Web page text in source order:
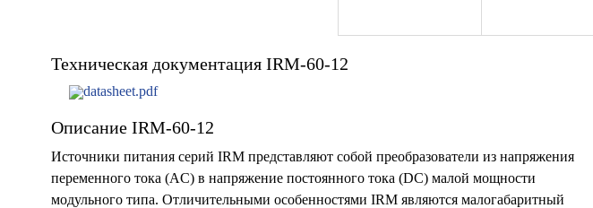
Техническая документация IRM-60-12
datasheet.pdf
Описание IRM-60-12
Источники питания серий IRM представляют собой преобразователи из напряжения
переменного тока (AC) в напряжение постоянного тока (DC) малой мощности
модульного типа. Отличительными особенностями IRM являются малогабаритный